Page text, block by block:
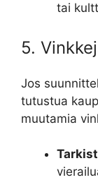
tai
5.
Jos
tutustua
muutamia